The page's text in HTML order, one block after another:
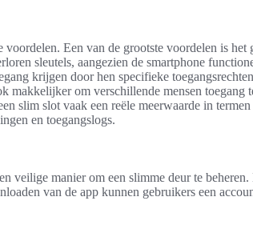
voordelen. Een van de grootste voordelen is het
sleutels, aangezien de smartphone
krijgen door hen specifieke
makkelijker om verschillende mensen toegang
slim slot vaak een reële meerwaarde in
en toegangslogs.
veilige manier om een slimme deur te beheren.
van de app kunnen gebruikers een